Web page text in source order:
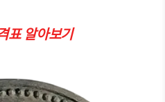
표 알아보기